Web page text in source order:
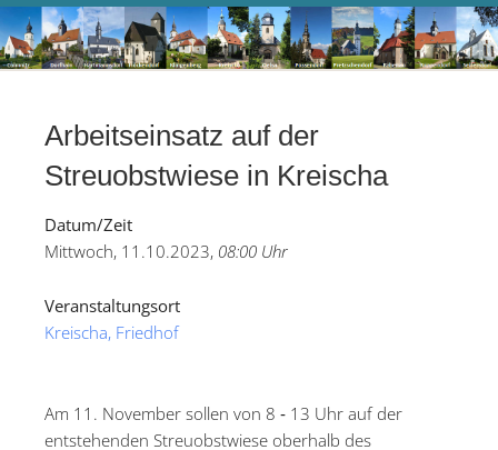
Arbeitseinsatz auf der
Streuobstwiese in Kreischa
Datum/Zeit
Mittwoch, 11.10.2023, 08:00 Uhr
Veranstaltungsort
Kreischa, Friedhof
Am 11. November sollen von 8 ‐ 13 Uhr auf der
entstehenden Streuobstwiese oberhalb des